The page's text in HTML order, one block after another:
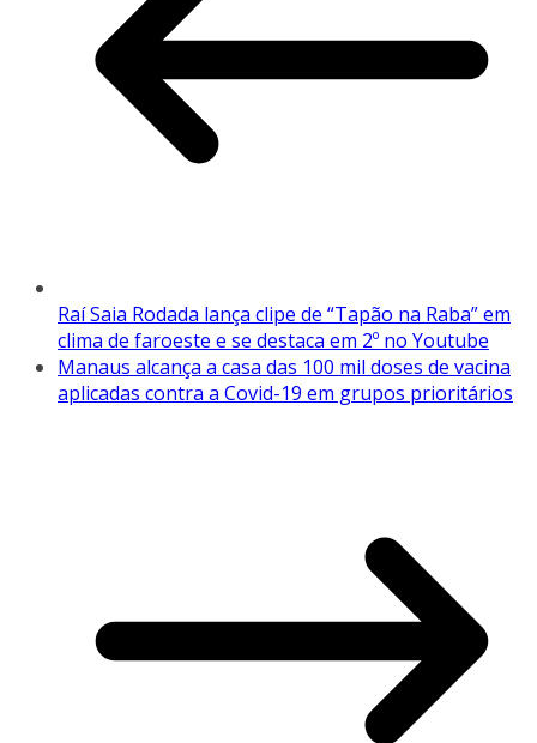
Raí Saia Rodada lança clipe de “Tapão na Raba” em
clima de faroeste e se destaca em 2º no Youtube
Manaus alcança a casa das 100 mil doses de vacina
aplicadas contra a Covid-19 em grupos prioritários